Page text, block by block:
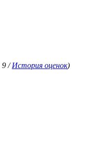
9 /История оценок)